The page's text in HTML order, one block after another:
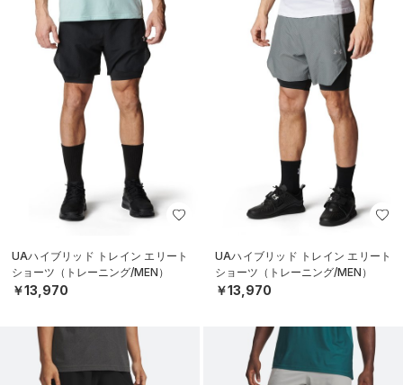
UAハイブリッド トレイン エリート
ショーツ（トレーニング/MEN）
￥13,970
UAハイブリッド トレイン エリート
ショーツ（トレーニング/MEN）
￥13,970